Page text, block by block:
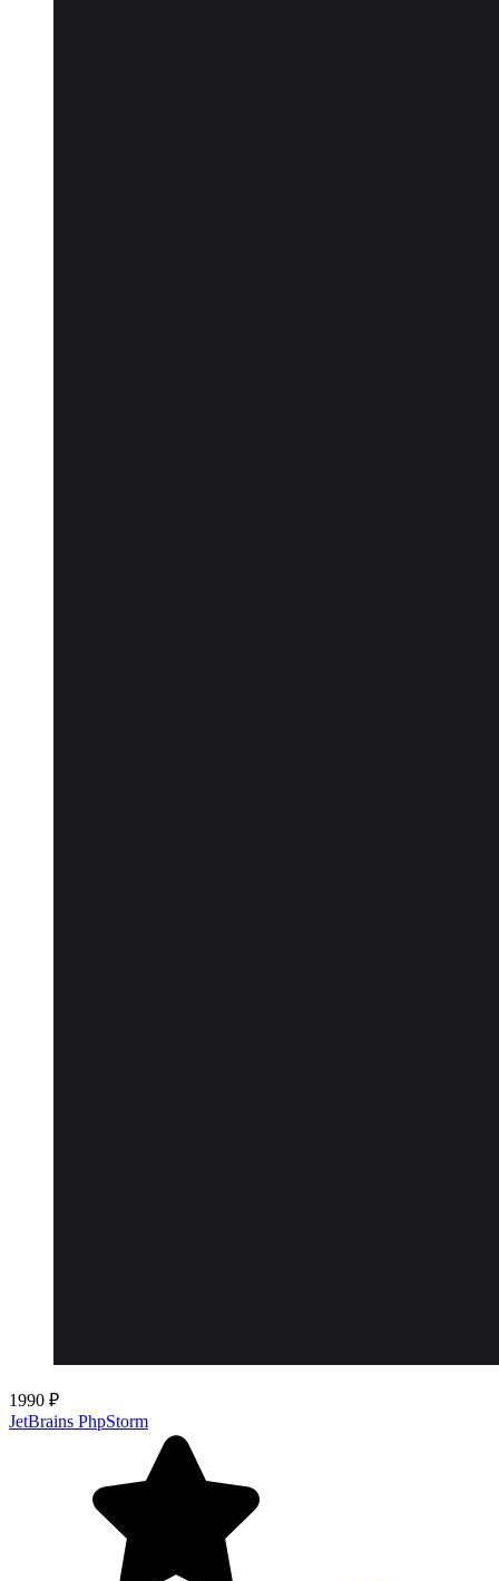
1990 ₽
JetBrains PhpStorm